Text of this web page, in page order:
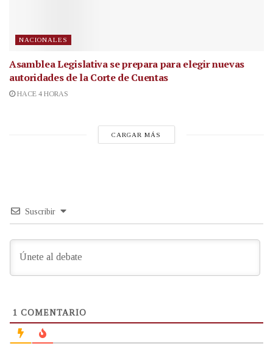
NACIONALES
Asamblea Legislativa se prepara para elegir nuevas
autoridades de la Corte de Cuentas
HACE 4 HORAS
CARGAR MÁS
Suscribir
1 COMENTARIO